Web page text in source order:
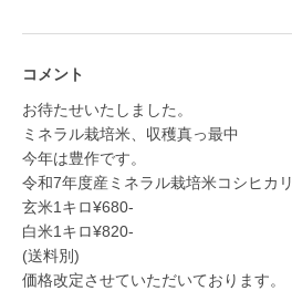
コメント
お待たせいたしました。
ミネラル栽培米、収穫真っ最中
今年は豊作です。
令和7年度産ミネラル栽培米コシヒカリ
玄米1キロ¥680-
白米1キロ¥820-
(送料別)
価格改定させていただいております。